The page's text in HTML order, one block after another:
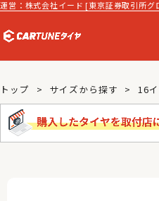
運営：株式会社イード [東京証券取引所グ
トップ サイズから探す 16